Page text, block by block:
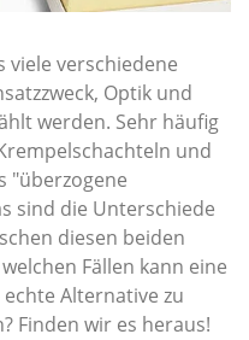
viele verschiedene
Optik und
werden. Sehr häufig
und
"überzogene
sind die Unterschiede
diesen beiden
Fällen kann eine
Alternative zu
Finden wir es heraus!